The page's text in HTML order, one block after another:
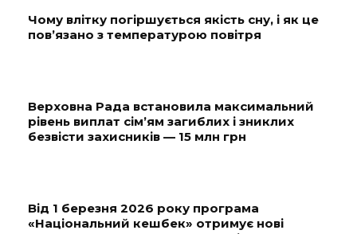
Чому влітку погіршується якість сну, і як це
пов’язано з температурою повітря
Верховна Рада встановила максимальний
рівень виплат сім’ям загиблих і зниклих
безвісти захисників — 15 млн грн
Від 1 березня 2026 року програма
«Національний кешбек» отримує нові